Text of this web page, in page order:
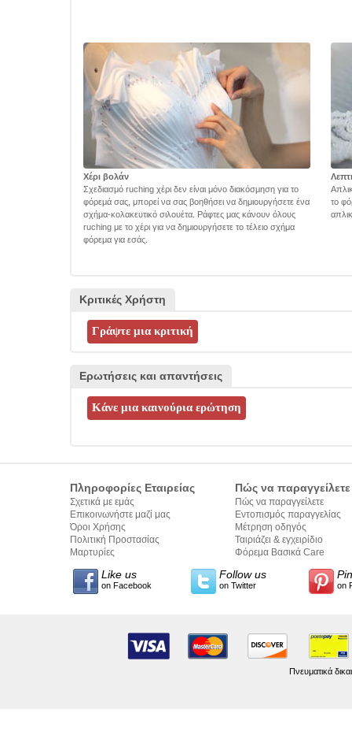
Χέρι βολάν
Σχεδιασμό ruching χέρι δεν είναι μόνο διακόσμηση για το
φόρεμά σας, μπορεί να σας βοηθήσει να δημιουργήσετε ένα
σχήμα-κολακευτικό σιλουέτα. Ράφτες μας κάνουν όλους
ruching με το χέρι για να δημιουργήσετε το τέλειο σχήμα
φόρεμα για εσάς.
το
Κριτικές Χρήστη
Ερωτήσεις και απαντήσεις
Πληροφορίες Εταιρείας
Σχετικά με εμάς
Επικοινωνήστε μαζί μας
Όροι Χρήσης
Πολιτική Προστασίας
Προσωπικών Δεδομένων
Μαρτυρίες
Πώς να παραγγείλετε
Πώς να παραγγείλετε
Εντοπισμός παραγγελίας
Μέτρηση οδηγός
Ταιριάζει & εγχειρίδιο
σύνταξης κειμένων
Φόρεμα Βασικά Care
Like us
on Facebook
Follow us
on Twitter on
Πνευματικά